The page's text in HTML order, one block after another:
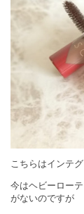
こちらはインテ
今はヘビーロー
がないのですが